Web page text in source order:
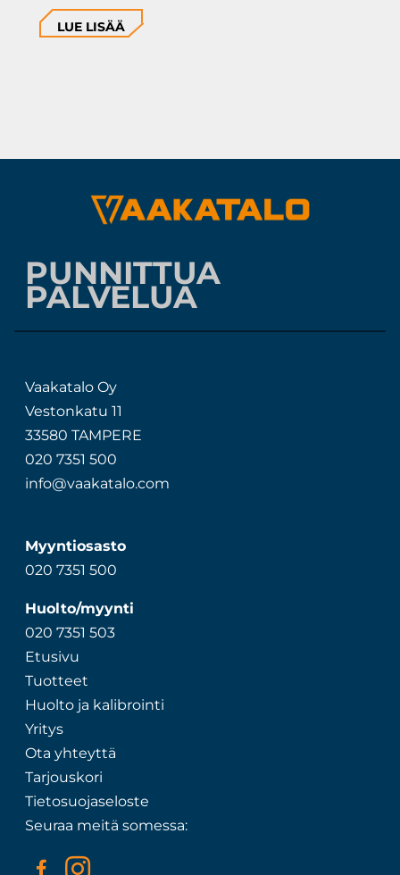
LUE LISÄÄ
PUNNITTUA
PALVELUA
Vaakatalo Oy
Vestonkatu 11
33580 TAMPERE
020 7351 500
info@vaakatalo.com
Myyntiosasto
020 7351 500
Huolto/myynti
020 7351 503
Etusivu
Tuotteet
Huolto ja kalibrointi
Yritys
Ota yhteyttä
Tarjouskori
Tietosuojaseloste
Seuraa meitä somessa: